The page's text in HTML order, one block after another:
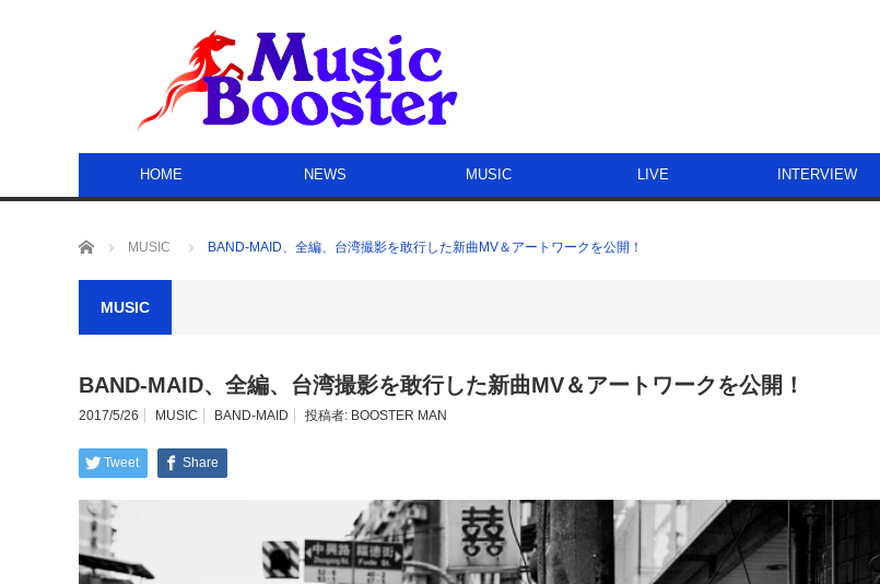
HOME NEWS MUSIC LIVE INTERVIEW
ホーム MUSIC BAND-MAID、全編、台湾撮影を敢行した新曲MV＆アートワークを公開！
MUSIC
BAND-MAID、全編、台湾撮影を敢行した新曲MV＆アートワークを公開！
2017/5/26 MUSIC BAND-MAID 投稿者: BOOSTER MAN
Tweet Share